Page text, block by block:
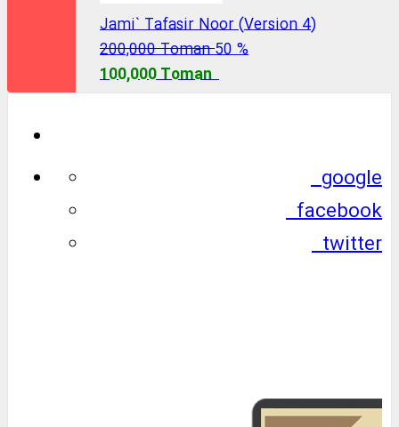
Jami` Tafasir Noor (Version 4)
200,000 Toman50 %
100,000 Toman
google
facebook
twitter